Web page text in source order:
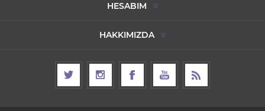
HESABIM
HAKKIMIZDA